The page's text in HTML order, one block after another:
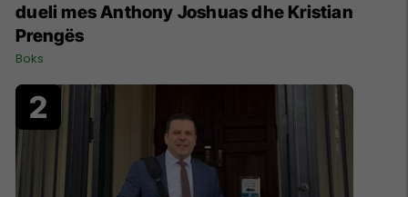
dueli mes Anthony Joshuas dhe Kristian
Prengës
Boks